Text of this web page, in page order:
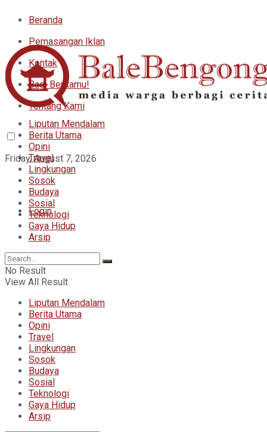
Beranda
Pemasangan Iklan
Kontak
Bagi Beritamu!
Tentang Kami
Friday, August 7, 2026
Login
Liputan Mendalam
Berita Utama
Opini
Travel
Lingkungan
Sosok
Budaya
Sosial
Teknologi
Gaya Hidup
Arsip
No Result
View All Result
Liputan Mendalam
Berita Utama
Opini
Travel
Lingkungan
Sosok
Budaya
Sosial
Teknologi
Gaya Hidup
Arsip